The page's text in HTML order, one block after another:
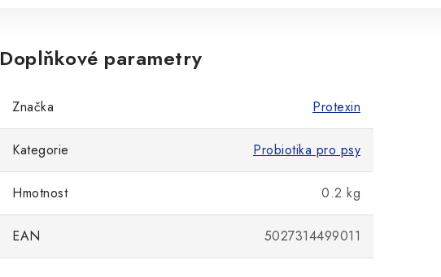
Doplňkové parametry
Značka Protexin
Kategorie Probiotika pro psy
Hmotnost 0.2 kg
EAN 5027314499011